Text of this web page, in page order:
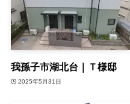
我孫子市湖北台｜Ｔ様邸
2025年5月31日